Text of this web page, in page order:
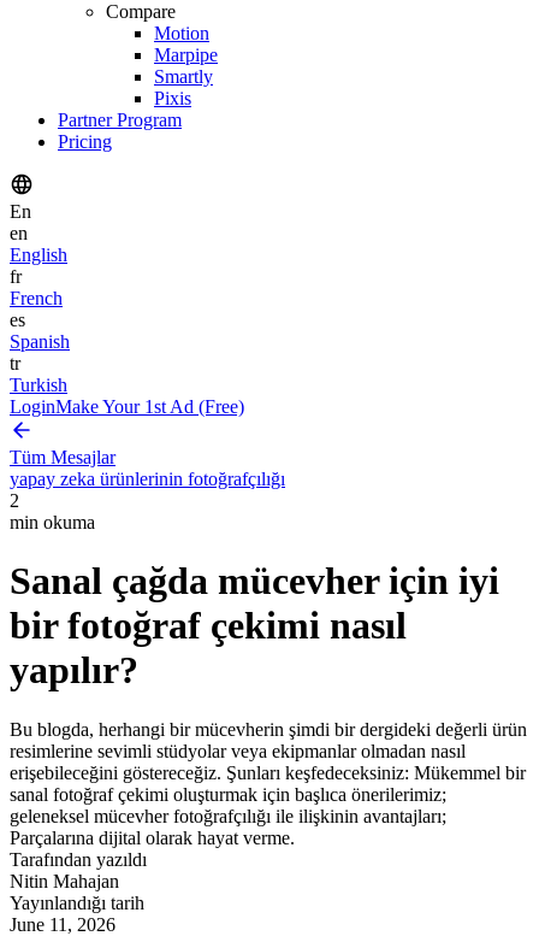
Compare
Motion
Marpipe
Smartly
Pixis
Partner Program
Pricing
En
en
English
fr
French
es
Spanish
tr
Turkish
LoginMake Your 1st Ad (Free)
Tüm Mesajlar
yapay zeka ürünlerinin fotoğrafçılığı
2
min okuma
Sanal çağda mücevher için iyi
bir fotoğraf çekimi nasıl
yapılır?
Bu blogda, herhangi bir mücevherin şimdi bir dergideki değerli ürün
resimlerine sevimli stüdyolar veya ekipmanlar olmadan nasıl
erişebileceğini göstereceğiz. Şunları keşfedeceksiniz: Mükemmel bir
sanal fotoğraf çekimi oluşturmak için başlıca önerilerimiz;
geleneksel mücevher fotoğrafçılığı ile ilişkinin avantajları;
Parçalarına dijital olarak hayat verme.
Tarafından yazıldı
Nitin Mahajan
Yayınlandığı tarih
June 11, 2026